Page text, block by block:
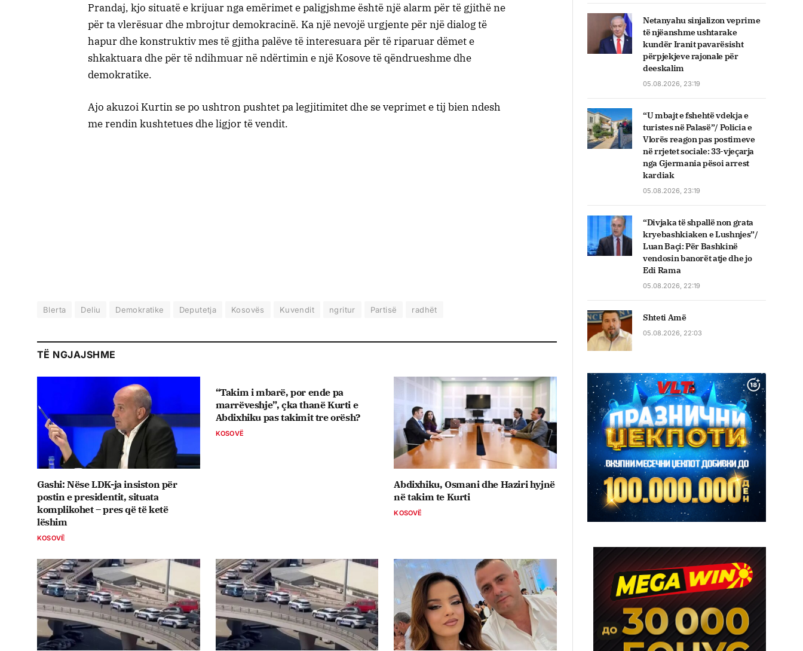
Prandaj, kjo situatë e krijuar nga emërimet e paligjshme është një alarm për të gjithë ne
për ta vlerësuar dhe mbrojtur demokracinë. Ka një nevojë urgjente për një dialog të
hapur dhe konstruktiv mes të gjitha palëve të interesuara për të riparuar dëmet e
shkaktuara dhe për të ndihmuar në ndërtimin e një Kosove të qëndrueshme dhe
demokratike.
Ajo akuzoi Kurtin se po ushtron pushtet pa legjitimitet dhe se veprimet e tij bien ndesh
me rendin kushtetues dhe ligjor të vendit.
Blerta Deliu Demokratike Deputetja Kosovës Kuvendit ngritur Partisë radhët
TË NGJAJSHME
Gashi: Nëse LDK-ja insiston për
postin e presidentit, situata
komplikohet – pres që të ketë
lëshim
KOSOVË
“Takim i mbarë, por ende pa
marrëveshje”, çka thanë Kurti e
Abdixhiku pas takimit tre orësh?
KOSOVË
Abdixhiku, Osmani dhe Haziri hyjnë
në takim te Kurti
KOSOVË
Netanyahu sinjalizon veprime
të njëanshme ushtarake
kundër Iranit pavarësisht
përpjekjeve rajonale për
deeskalim
05.08.2026, 23:19
“U mbajt e fshehtë vdekja e
turistes në Palasë”/ Policia e
Vlorës reagon pas postimeve
në rrjetet sociale: 33-vjeçarja
nga Gjermania pësoi arrest
kardiak
05.08.2026, 23:19
“Divjaka të shpallë non grata
kryebashkiaken e Lushnjes”/
Luan Baçi: Për Bashkinë
vendosin banorët atje dhe jo
Edi Rama
05.08.2026, 22:19
Shteti Amë
05.08.2026, 22:03